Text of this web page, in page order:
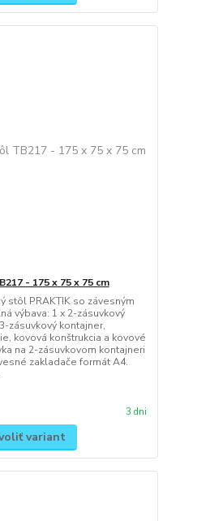
- 175 x 75 x 75 cm
stôl PRAKTIK so závesným
výbava: 1 x 2-zásuvkový
zásuvkový kontajner,
kovová konštrukcia a kovové
na 2-zásuvkovom kontajneri
zakladače formát A4.
3 dni
variant